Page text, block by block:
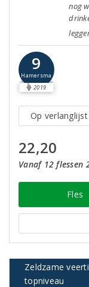
nog
9
Hamersma
2019
Op verlanglijst
22,20
Vanaf 12 flessen
Fles
Zeldzame
topniveau